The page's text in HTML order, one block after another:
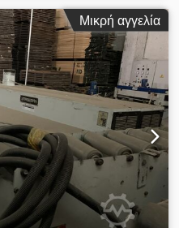
Μικρή αγγελία